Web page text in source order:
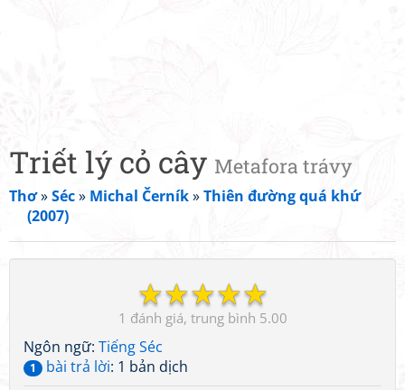
Triết lý cỏ cây Metafora trávy
Thơ»Séc» Michal Černík»Thiên đường quá khứ
(2007)
☆
☆
☆
☆
☆
1 5.00
Ngôn ngữ: Tiếng Séc
1 bài trả lời: 1 bản dịch